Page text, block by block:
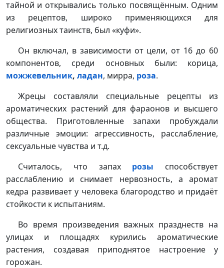
тайной и открывались только посвящённым. Одним
из рецептов, широко применяющихся для
религиозных таинств, был «куфи».
Он включал, в зависимости от цели, от 16 до 60
компонентов, среди основных были: корица,
можжевельник, ладан, мирра, роза.
Жрецы составляли специальные рецепты из
ароматических растений для фараонов и высшего
общества. Приготовленные запахи пробуждали
различные эмоции: агрессивность, расслабление,
сексуальные чувства и т.д.
Считалось, что запах розы способствует
расслаблению и снимает нервозность, а аромат
кедра развивает у человека благородство и придаёт
стойкости к испытаниям.
Во время произведения важных празднеств на
улицах и площадях курились ароматические
растения, создавая приподнятое настроение у
горожан.